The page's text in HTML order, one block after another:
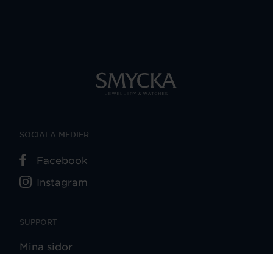
SUPPORT
Mina sidor
SOCIALA MEDIER
Facebook
Instagram